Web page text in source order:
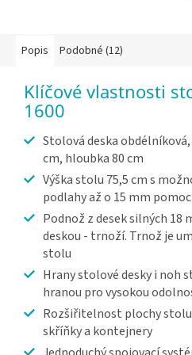
Popis Podobné (12)
Klíčové vlastnosti
1600
Stolová deska
cm, hloubka 80 cm
Výška stolu 75,5 cm s
podlahy až o 15 mm
Podnož z desek silných 18
deskou - trnoží. Trnož je
stolu
Hrany stolové desky i noh
hranou pro vysokou
Rozšiřitelnost plochy stolu
skříňky a kontejnery